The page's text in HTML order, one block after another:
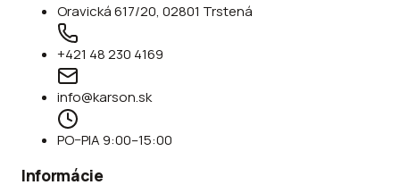
Oravická 617/20, 02801 Trstená
+421 48 230 4169
info@karson.sk
PO–PIA 9:00–15:00
Informácie